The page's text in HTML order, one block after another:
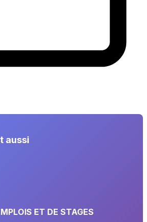
aussi
ET DE STAGES